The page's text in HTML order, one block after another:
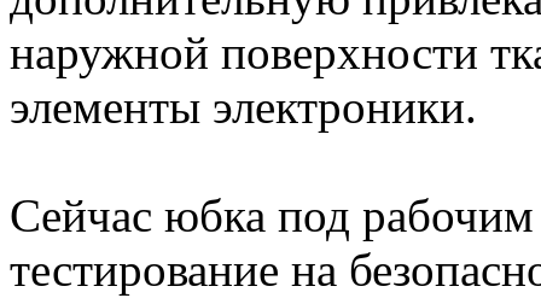
наружной поверхности
элементы электроники.
Сейчас юбка под
тестирование на